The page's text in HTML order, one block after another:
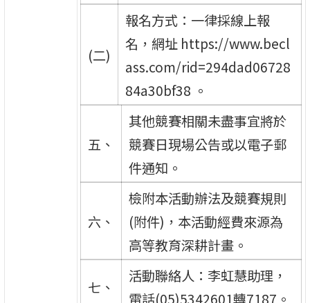
(二)
報名方式：一律採線上報
名，網址 https://www.becl
ass.com/rid=294dad06728
84a30bf38 。
五、
其他競賽相關未盡事宜將於
競賽日現場公告或以電子郵
件通知。
六、
檢附本活動辦法及競賽規則
(附件)，本活動經費來源為
高等教育深耕計畫。
七、
活動聯絡人：李虹慧助理，
電話(05)5342601轉7187。